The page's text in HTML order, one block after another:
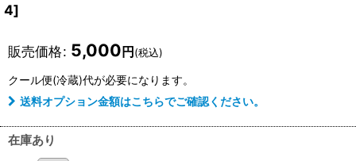
4]
販売価格: 5,000円(税込)
クール便(冷蔵)代が必要になります。
送料オプション金額はこちらでご確認ください。
在庫あり